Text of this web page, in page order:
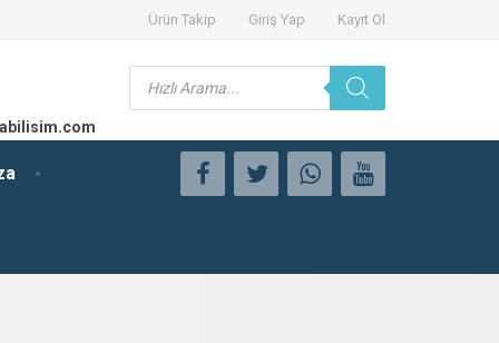
Ürün Takip Giriş Yap Kayıt Ol
Products
search